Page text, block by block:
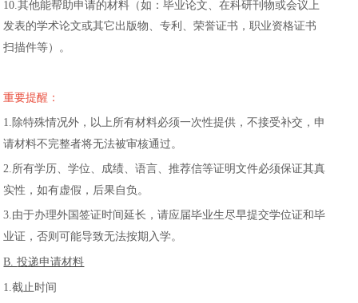
10.其他能帮助申请的材料（如：毕业论文、在科研刊物或会议上
发表的学术论文或其它出版物、专利、荣誉证书，职业资格证书
扫描件等）。
重要提醒：
1. 除特殊情况外，以上所有材料必须一次性提供，不接受补交，申
请材料不完整者将无法被审核通过。
2.所有学历、学位、成绩、语言、推荐信等证明文件必须保证其真
实性，如有虚假，后果自负。
3.由于办理外国签证时间延长，请应届毕业生尽早提交学位证和毕
业证，否则可能导致无法按期入学。
B.投递申请材料
1.截止时间